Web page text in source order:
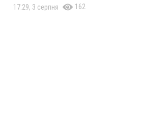
17:29, 3 серпня 162